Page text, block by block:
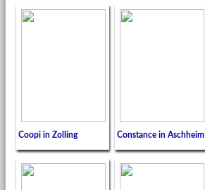
Coopi in Zolling Constance in Aschheim